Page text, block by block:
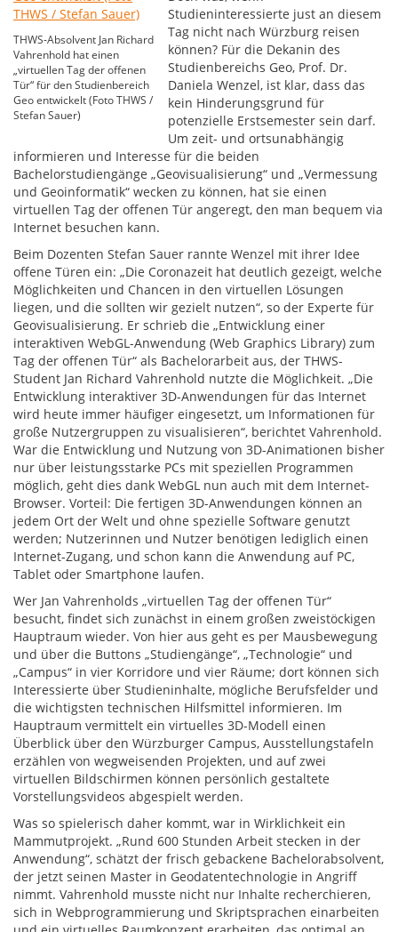
THWS-Absolvent Jan Richard
Vahrenhold hat einen
„virtuellen Tag der offenen
Tür“ für den Studienbereich
Geo entwickelt (Foto THWS /
Stefan Sauer)
Studieninteressierte just an diesem
Tag nicht nach Würzburg reisen
können? Für die Dekanin des
Studienbereichs Geo, Prof. Dr.
Daniela Wenzel, ist klar, dass das
kein Hinderungsgrund für
potenzielle Erstsemester sein darf.
Um zeit- und ortsunabhängig
informieren und Interesse für die beiden
Bachelorstudiengänge „Geovisualisierung“ und „Vermessung
und Geoinformatik“ wecken zu können, hat sie einen
virtuellen Tag der offenen Tür angeregt, den man bequem via
Internet besuchen kann.
Beim Dozenten Stefan Sauer rannte Wenzel mit ihrer Idee
offene Türen ein: „Die Coronazeit hat deutlich gezeigt, welche
Möglichkeiten und Chancen in den virtuellen Lösungen
liegen, und die sollten wir gezielt nutzen“, so der Experte für
Geovisualisierung. Er schrieb die „Entwicklung einer
interaktiven WebGL-Anwendung (Web Graphics Library) zum
Tag der offenen Tür“ als Bachelorarbeit aus, der THWS-
Student Jan Richard Vahrenhold nutzte die Möglichkeit. „Die
Entwicklung interaktiver 3D-Anwendungen für das Internet
wird heute immer häufiger eingesetzt, um Informationen für
große Nutzergruppen zu visualisieren“, berichtet Vahrenhold.
War die Entwicklung und Nutzung von 3D-Animationen bisher
nur über leistungsstarke PCs mit speziellen Programmen
möglich, geht dies dank WebGL nun auch mit dem Internet-
Browser. Vorteil: Die fertigen 3D-Anwendungen können an
jedem Ort der Welt und ohne spezielle Software genutzt
werden; Nutzerinnen und Nutzer benötigen lediglich einen
Internet-Zugang, und schon kann die Anwendung auf PC,
Tablet oder Smartphone laufen.
Wer Jan Vahrenholds „virtuellen Tag der offenen Tür“
besucht, findet sich zunächst in einem großen zweistöckigen
Hauptraum wieder. Von hier aus geht es per Mausbewegung
und über die Buttons „Studiengänge“, „Technologie“ und
„Campus“ in vier Korridore und vier Räume; dort können sich
Interessierte über Studieninhalte, mögliche Berufsfelder und
die wichtigsten technischen Hilfsmittel informieren. Im
Hauptraum vermittelt ein virtuelles 3D-Modell einen
Überblick über den Würzburger Campus, Ausstellungstafeln
erzählen von wegweisenden Projekten, und auf zwei
virtuellen Bildschirmen können persönlich gestaltete
Vorstellungsvideos abgespielt werden.
Was so spielerisch daher kommt, war in Wirklichkeit ein
Mammutprojekt. „Rund 600 Stunden Arbeit stecken in der
Anwendung“, schätzt der frisch gebackene Bachelorabsolvent,
der jetzt seinen Master in Geodatentechnologie in Angriff
nimmt. Vahrenhold musste nicht nur Inhalte recherchieren,
sich in Webprogrammierung und Skriptsprachen einarbeiten